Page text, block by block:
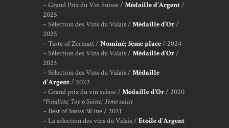
– Grand Prix du Vin Suisse / Médaille d’Argent/
2025
– Sélection des Vins du Valais / Médaille d’Or/
2025
– Taste of Zermatt / Nominé; 3ème place/ 2024
– Sélection des Vins du Valais / Médaille d’Or/
2023
– Sélection des Vins du Valais / Médaille
d’Argent/ 2022
– Grand prix du vin suisse / Médaille d’Or/ 2020
*Finaliste; Top 6 Suisse; 3ème suisse
– Best of Swiss Wine / 2021
– La sélection des vins du Valais / Etoile d’Argent